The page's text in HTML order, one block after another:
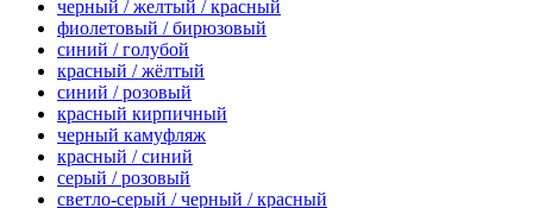
черный / желтый / красный
фиолетовый / бирюзовый
синий / голубой
красный / жёлтый
синий / розовый
красный кирпичный
черный камуфляж
красный / синий
серый / розовый
светло-серый / черный / красный